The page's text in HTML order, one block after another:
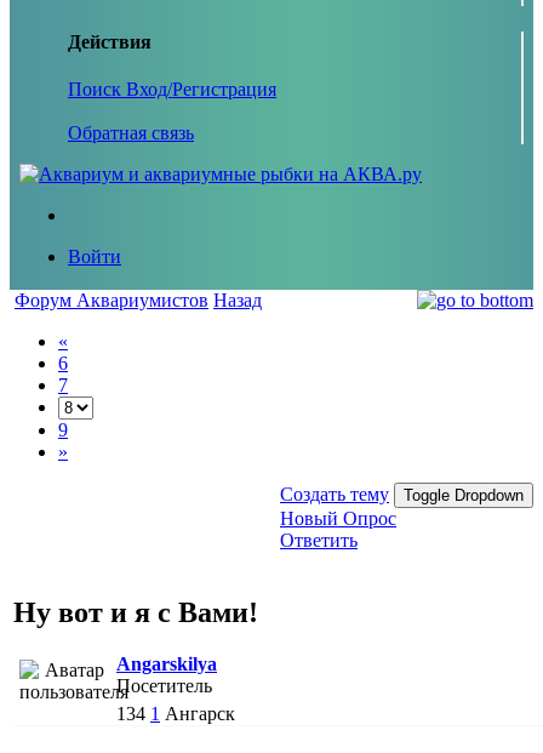
Действия
Поиск Вход/Регистрация
Обратная связь
Войти
Форум Аквариумистов Назад
«
6
7
9
»
Создать тему Toggle Dropdown
Новый Опрос
Ответить
Ну вот и я с Вами!
Angarskilya
Посетитель
134 1 Ангарск